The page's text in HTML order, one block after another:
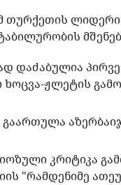
თურქეთის
დაძაბულია
ჟლეტის
კრიტიკა
"რამდენიმე